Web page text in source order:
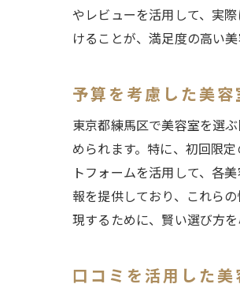
やレビューを活用して、実
けることが、満足度の高い美
予算を考慮した美
東京都練馬区で美容室を選
められます。特に、初回限
トフォームを活用して、各
報を提供しており、これら
現するために、賢い選び方を
口コミを活用した美